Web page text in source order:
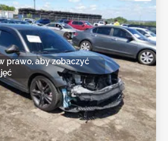
prawo, aby zobaczyć